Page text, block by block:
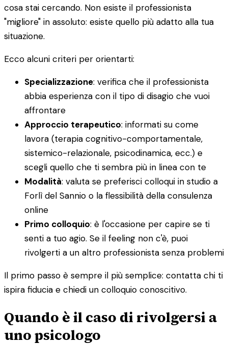
cosa stai cercando. Non esiste il professionista
"migliore" in assoluto: esiste quello più adatto alla tua
situazione.
Ecco alcuni criteri per orientarti:
Specializzazione: verifica che il professionista
abbia esperienza con il tipo di disagio che vuoi
affrontare
Approccio terapeutico: informati su come
lavora (terapia cognitivo-comportamentale,
sistemico-relazionale, psicodinamica, ecc.) e
scegli quello che ti sembra più in linea con te
Modalità: valuta se preferisci colloqui in studio a
Forlì del Sannio o la flessibilità della consulenza
online
Primo colloquio: è l'occasione per capire se ti
senti a tuo agio. Se il feeling non c'è, puoi
rivolgerti a un altro professionista senza problemi
Il primo passo è sempre il più semplice: contatta chi ti
ispira fiducia e chiedi un colloquio conoscitivo.
Quando è il caso di rivolgersi a
uno psicologo